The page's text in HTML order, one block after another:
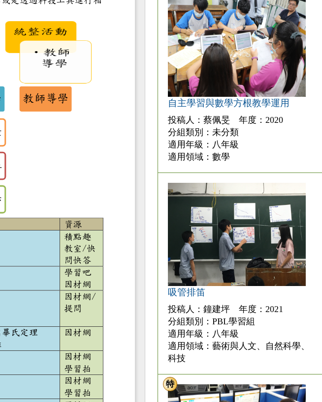
自主學習與數學方根教學運用
投稿人：蔡佩旻 年度：2020
分組類別：未分類
適用年級：八年級
適用領域：數學
吸管排笛
投稿人：鐘建坪 年度：2021
分組類別：PBL學習組
適用年級：八年級
適用領域：藝術與人文、自然科學、
科技
特